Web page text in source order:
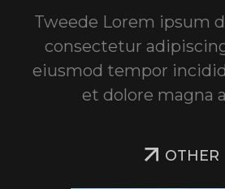
Tweede Lorem ipsum
consectetur
eiusmod tempor
et dolore magna
OTHER